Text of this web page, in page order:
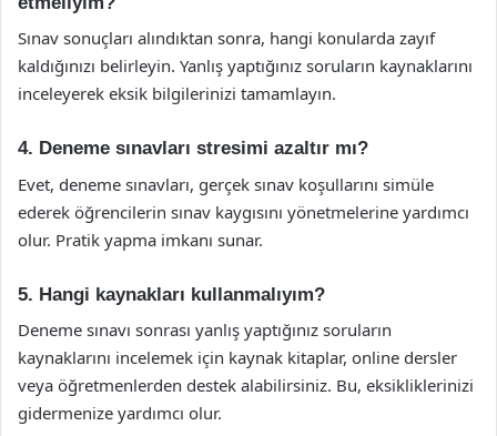
Sınav sonuçları alındıktan sonra, hangi konularda zayıf
kaldığınızı belirleyin. Yanlış yaptığınız soruların kaynaklarını
inceleyerek eksik bilgilerinizi tamamlayın.
4. Deneme sınavları stresimi azaltır mı?
Evet, deneme sınavları, gerçek sınav koşullarını simüle
ederek öğrencilerin sınav kaygısını yönetmelerine yardımcı
olur. Pratik yapma imkanı sunar.
5. Hangi kaynakları kullanmalıyım?
Deneme sınavı sonrası yanlış yaptığınız soruların
kaynaklarını incelemek için kaynak kitaplar, online dersler
veya öğretmenlerden destek alabilirsiniz. Bu, eksikliklerinizi
gidermenize yardımcı olur.